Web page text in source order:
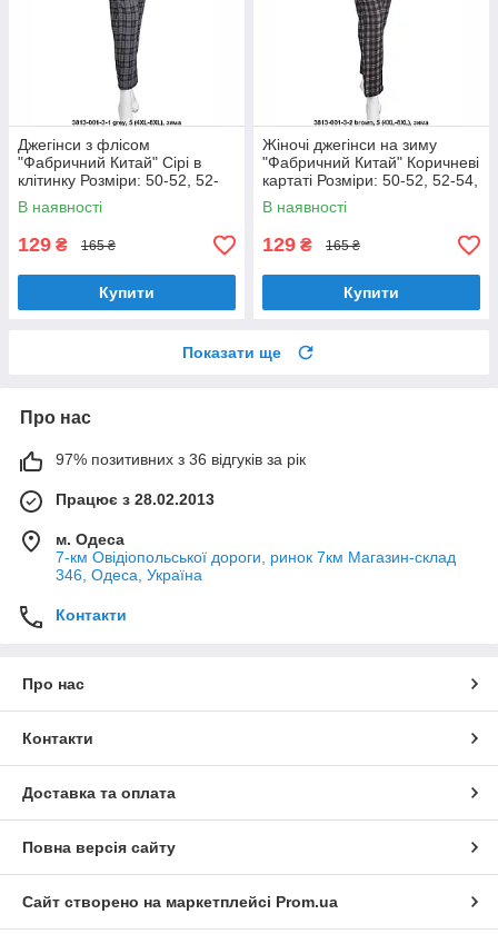
Джегінси з флісом
"Фабричний Китай" Сірі в
клітинку Розміри: 50-52, 52-
54, 54-56, 56-58 (18128-7)
В наявності
129 ₴ 165 ₴
Купити
Жіночі джегінси на зиму
"Фабричний Китай" Коричневі
картаті Розміри: 50-52, 52-54,
54-56, 56-58 (18128-8)
В наявності
129 ₴ 165 ₴
Купити
Показати ще
Про нас
97% позитивних з 36 відгуків за рік
Працює з 28.02.2013
м. Одеса
7-км Овідіопольської дороги, ринок 7км Магазин-склад
346, Одеса, Україна
Контакти
Про нас
Контакти
Доставка та оплата
Повна версія сайту
Сайт створено на маркетплейсі Prom.ua